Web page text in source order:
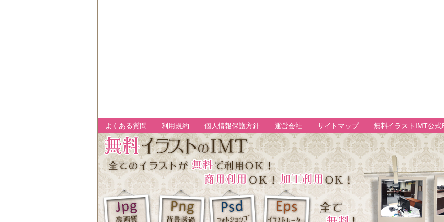
よくある質問 利用規約 個人情報保護方針 運営会社 サイトマップ 無料イラストIMT公式